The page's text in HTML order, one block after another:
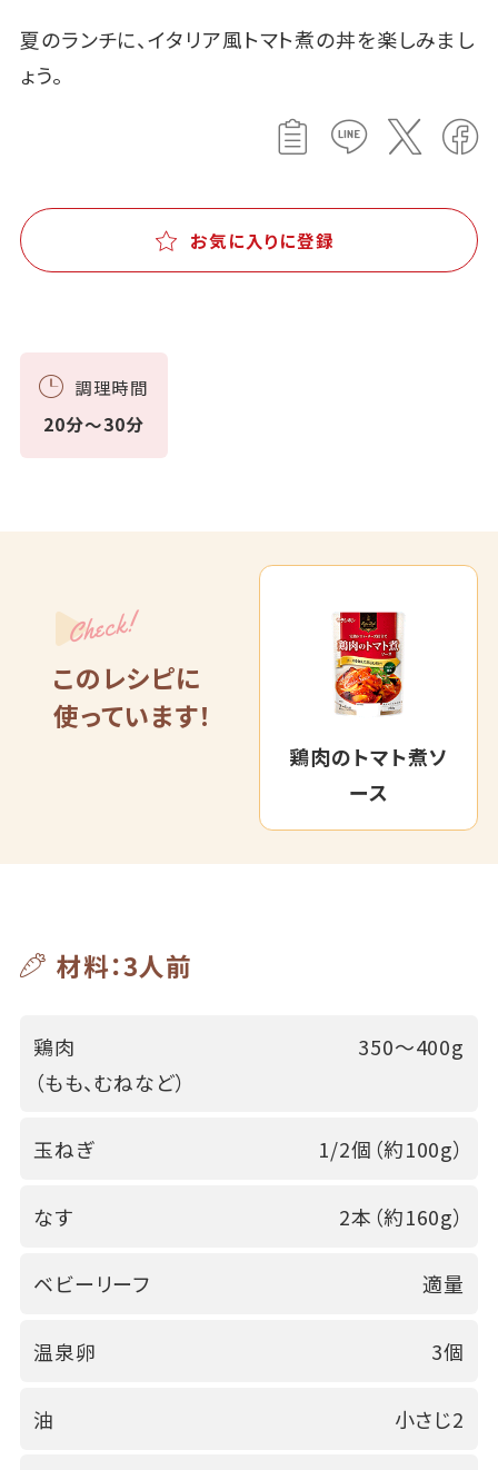
夏のランチに、イタリア風トマト煮の丼を楽しみまし
ょう。
お気に入りに登録
調理時間
20分～30分
Check!
このレシピに
使っています！
鶏肉のトマト煮ソ
ース
材料：3人前
鶏肉
（もも、むねなど）
350～400g
玉ねぎ 1/2個（約100g）
なす 2本（約160g）
ベビーリーフ 適量
温泉卵 3個
油 小さじ2